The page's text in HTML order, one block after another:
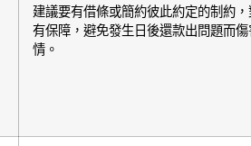
建議要有借條或簡約彼此約定的制約
有保障，避免發生日後還款出問題而
情。